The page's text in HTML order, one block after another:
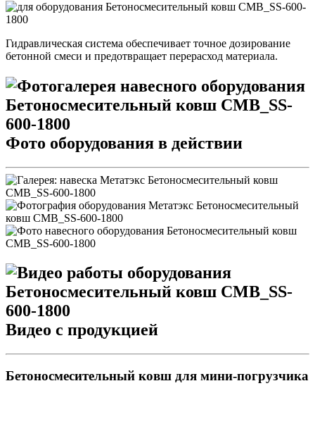
Гидравлическая система обеспечивает точное дозирование
бетонной смеси и предотвращает перерасход материала.
Фото оборудования в действии
Видео с продукцией
Бетоносмесительный ковш для мини-погрузчика